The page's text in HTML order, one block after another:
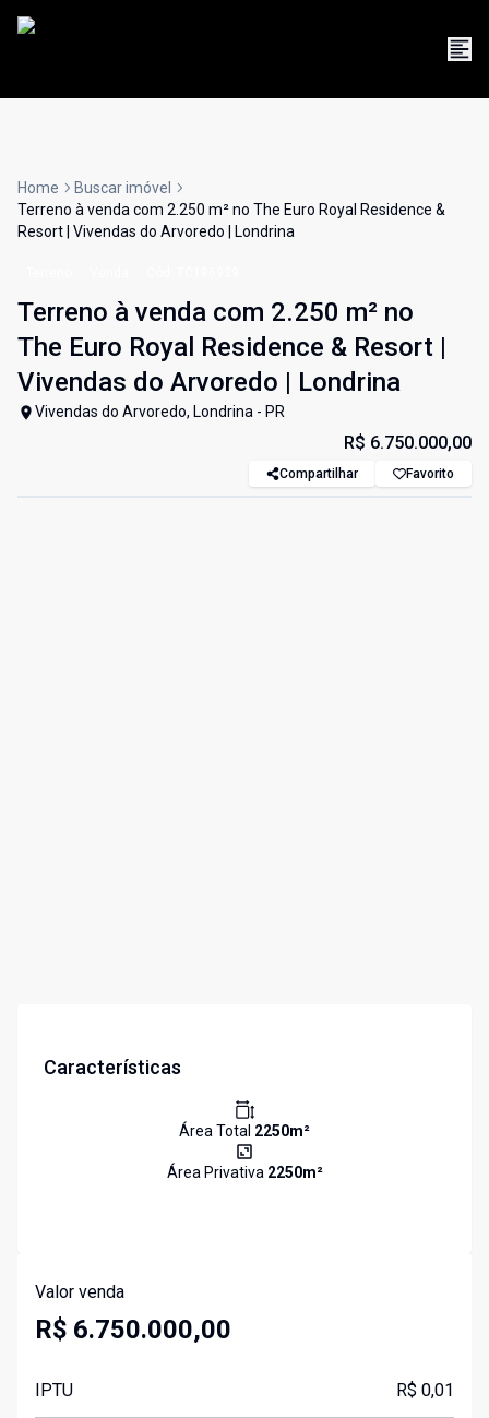
Home
Buscar imóvel
Terreno à venda com 2.250 m² no The Euro Royal Residence &
Resort | Vivendas do Arvoredo | Londrina
Terreno à venda com 2.250 m² no
The Euro Royal Residence & Resort |
Vivendas do Arvoredo | Londrina
Vivendas do Arvoredo, Londrina - PR
R$ 6.750.000,00
Compartilhar Favorito
Características
Área Total 2250m²
Área Privativa 2250m²
Valor venda
R$ 6.750.000,00
IPTU R$ 0,01